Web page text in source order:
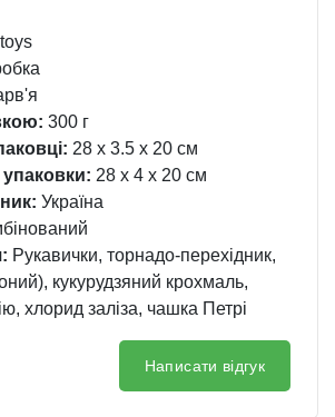
300 г
28 x 3.5 x 20 см
28 x 4 x 20 см
Україна
Рукавички, торнадо-перехідник,
кукурудзяний крохмаль,
хлорид заліза, чашка Петрі
Написати відгук